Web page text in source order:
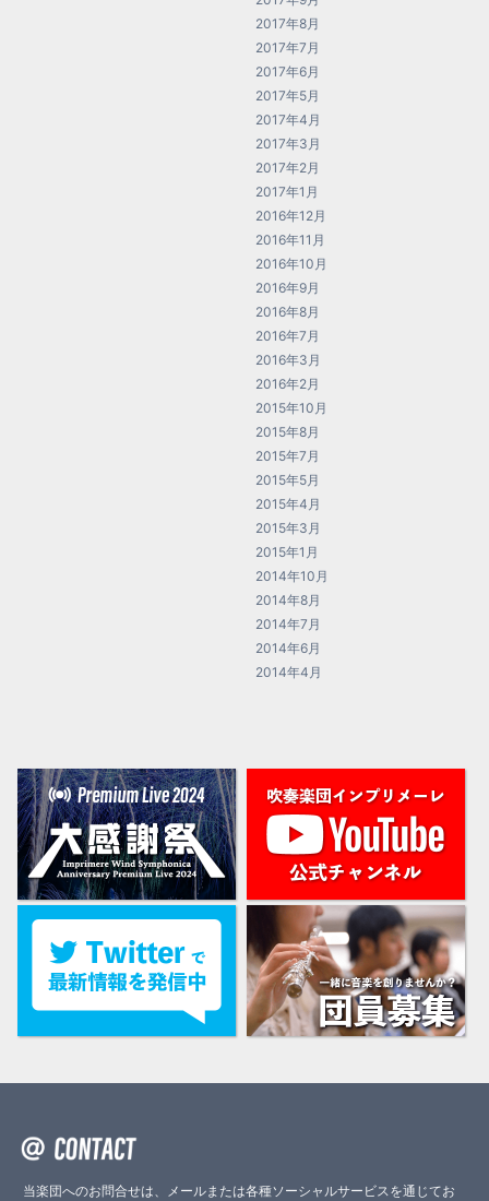
2017年8月
2017年7月
2017年6月
2017年5月
2017年4月
2017年3月
2017年2月
2017年1月
2016年12月
2016年11月
2016年10月
2016年9月
2016年8月
2016年7月
2016年3月
2016年2月
2015年10月
2015年8月
2015年7月
2015年5月
2015年4月
2015年3月
2015年1月
2014年10月
2014年8月
2014年7月
2014年6月
2014年4月
当楽団へのお問合せは、メールまたは各種ソーシャルサービスを通じてお